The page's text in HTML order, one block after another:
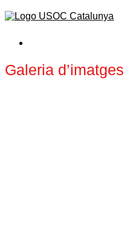
Galeria d’imatges